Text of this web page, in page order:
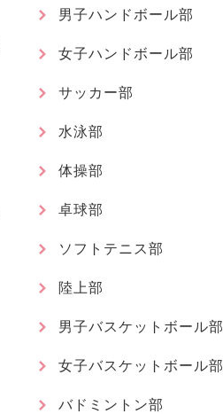
男子ハンドボール部
女子ハンドボール部
サッカー部
水泳部
体操部
卓球部
ソフトテニス部
陸上部
男子バスケットボール部
女子バスケットボール部
バドミントン部